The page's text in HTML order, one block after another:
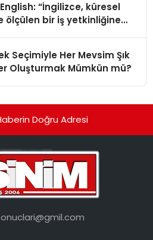
“İngilizce, küresel
ölçülen bir iş yetkinliğine
Seçimiyle Her Mevsim Şık
Oluşturmak Mümkün mü?
Doğru Adresi